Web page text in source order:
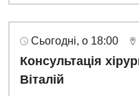
Сьогодні, о 18:00
Консультація
Віталій